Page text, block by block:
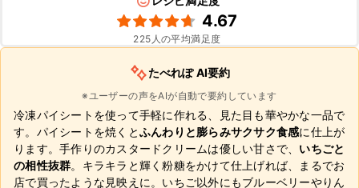
4.67
225 人の平均満足度
たべれぽ AI要約
※ユーザーの声をAIが自動で要約しています
冷凍パイシートを使って手軽に作れる、見た目も華やかな一品で
す。パイシートを焼くとふんわりと膨らみサクサク食感に仕上が
ります。手作りのカスタードクリームは優しい甘さで、 いちごと
の相性抜群。キラキラと輝く粉糖をかけて仕上げれば、まるでお
店で買ったような見映えに。いちご以外にもブルーベリーやりん